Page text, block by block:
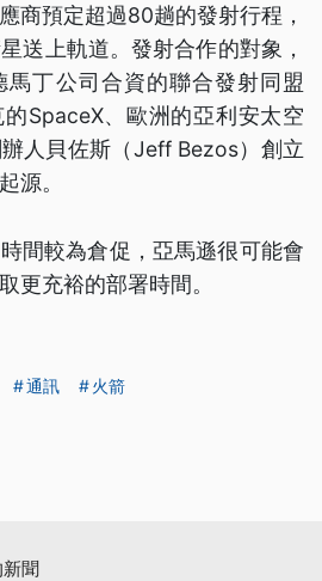
商預定超過80趟的發射行程，
送上軌道。發射合作的對象，
馬丁公司合資的聯合發射同盟
SpaceX、歐洲的亞利安太空
人貝佐斯（Jeff Bezos）創立
源。
間較為倉促，亞馬遜很可能會
更充裕的部署時間。
通訊
火箭
聞